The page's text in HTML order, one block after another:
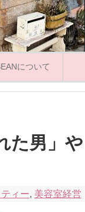
について
た男」や
ィー, 美容室経営